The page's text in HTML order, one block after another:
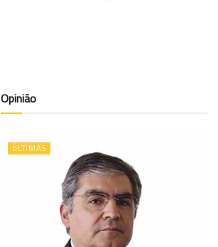
Opinião
ÚLTIMAS